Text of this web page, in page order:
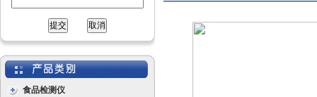
食品检测仪